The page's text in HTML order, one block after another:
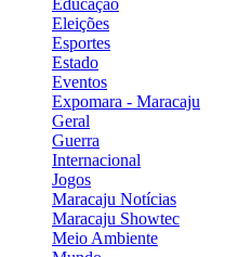
Educação
Eleições
Esportes
Estado
Eventos
Expomara - Maracaju
Geral
Guerra
Internacional
Jogos
Maracaju Notícias
Maracaju Showtec
Meio Ambiente